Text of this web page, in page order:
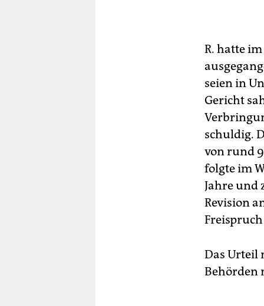
R. hatte
seien in
Gericht
schuldig.
von rund
folgte im
Jahre und
Revision
Das Urteil
Behörden